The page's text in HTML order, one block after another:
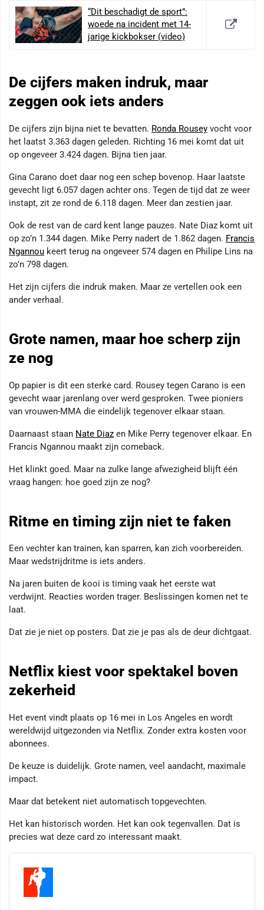
“Dit beschadigt de sport”:
woede na incident met 14-
jarige kickbokser (video)
De cijfers maken indruk, maar
zeggen ook iets anders
De cijfers zijn bijna niet te bevatten. Ronda Rousey vocht voor
het laatst 3.363 dagen geleden. Richting 16 mei komt dat uit
op ongeveer 3.424 dagen. Bijna tien jaar.
Gina Carano doet daar nog een schep bovenop. Haar laatste
gevecht ligt 6.057 dagen achter ons. Tegen de tijd dat ze weer
instapt, zit ze rond de 6.118 dagen. Meer dan zestien jaar.
Ook de rest van de card kent lange pauzes. Nate Diaz komt uit
op zo’n 1.344 dagen. Mike Perry nadert de 1.862 dagen. Francis
Ngannou keert terug na ongeveer 574 dagen en Philipe Lins na
zo’n 798 dagen.
Het zijn cijfers die indruk maken. Maar ze vertellen ook een
ander verhaal.
Grote namen, maar hoe scherp zijn
ze nog
Op papier is dit een sterke card. Rousey tegen Carano is een
gevecht waar jarenlang over werd gesproken. Twee pioniers
van vrouwen-MMA die eindelijk tegenover elkaar staan.
Daarnaast staan Nate Diaz en Mike Perry tegenover elkaar. En
Francis Ngannou maakt zijn comeback.
Het klinkt goed. Maar na zulke lange afwezigheid blijft één
vraag hangen: hoe goed zijn ze nog?
Ritme en timing zijn niet te faken
Een vechter kan trainen, kan sparren, kan zich voorbereiden.
Maar wedstrijdritme is iets anders.
Na jaren buiten de kooi is timing vaak het eerste wat
verdwijnt. Reacties worden trager. Beslissingen komen net te
laat.
Dat zie je niet op posters. Dat zie je pas als de deur dichtgaat.
Netflix kiest voor spektakel boven
zekerheid
Het event vindt plaats op 16 mei in Los Angeles en wordt
wereldwijd uitgezonden via Netflix. Zonder extra kosten voor
abonnees.
De keuze is duidelijk. Grote namen, veel aandacht, maximale
impact.
Maar dat betekent niet automatisch topgevechten.
Het kan historisch worden. Het kan ook tegenvallen. Dat is
precies wat deze card zo interessant maakt.